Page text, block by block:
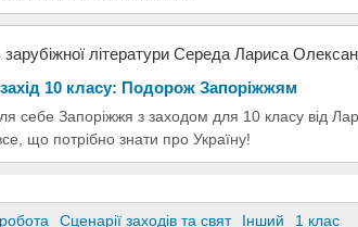
зарубіжної літератури Середа Лариса
10 класу: Подорож Запоріжжям
себе Запоріжжя з заходом для 10 класу від
що потрібно знати про Україну!
Сценарії заходів та свят Інший 1 клас